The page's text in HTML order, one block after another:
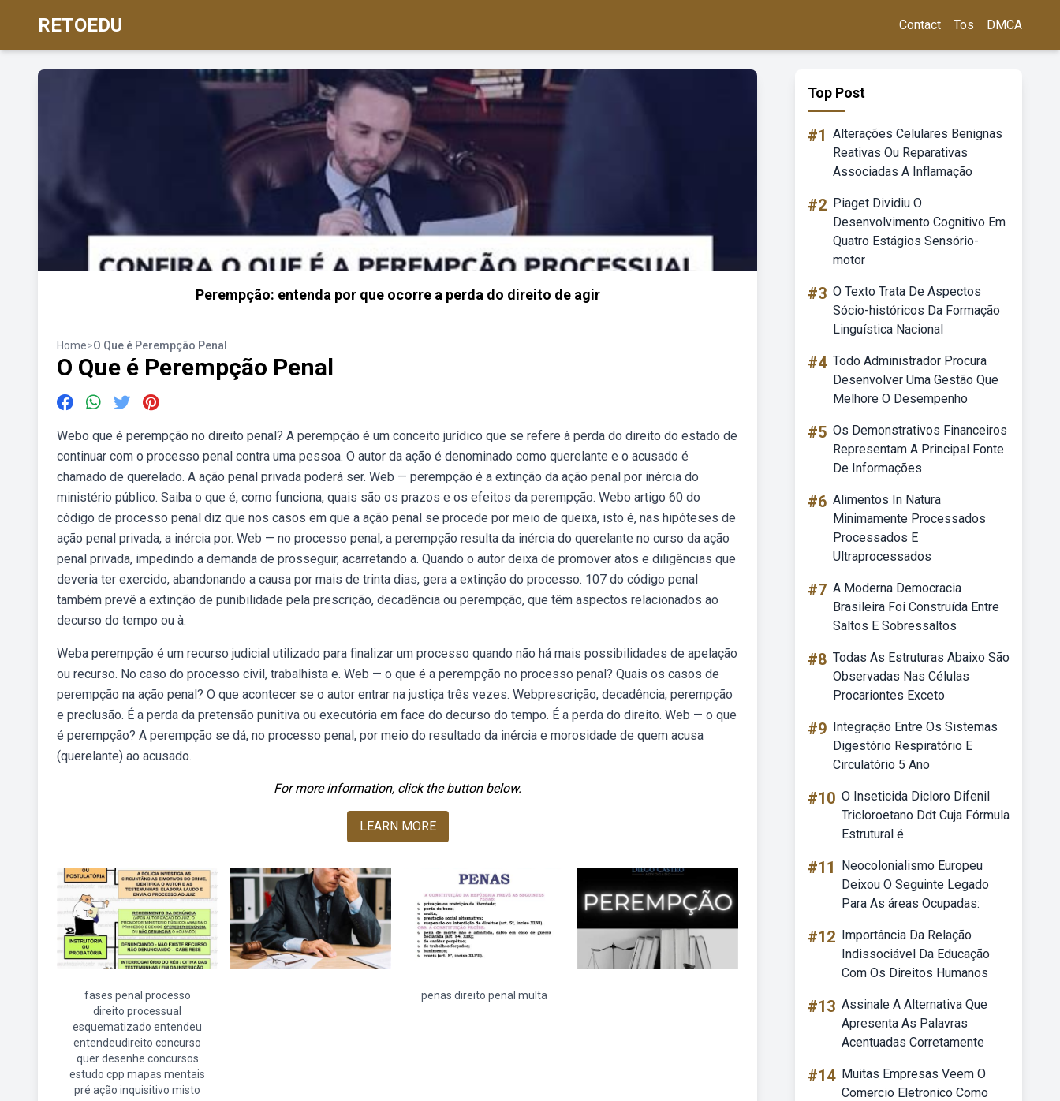
RETOEDU Contact Tos DMCA
Perempção: entenda por que ocorre a perda do direito de agir
Home>O Que é Perempção Penal
O Que é Perempção Penal
Webo que é perempção no direito penal? A perempção é um conceito jurídico que se refere à perda do direito do estado de
continuar com o processo penal contra uma pessoa. O autor da ação é denominado como querelante e o acusado é
chamado de querelado. A ação penal privada poderá ser. Web — perempção é a extinção da ação penal por inércia do
ministério público. Saiba o que é, como funciona, quais são os prazos e os efeitos da perempção. Webo artigo 60 do
código de processo penal diz que nos casos em que a ação penal se procede por meio de queixa, isto é, nas hipóteses de
ação penal privada, a inércia por. Web — no processo penal, a perempção resulta da inércia do querelante no curso da ação
penal privada, impedindo a demanda de prosseguir, acarretando a. Quando o autor deixa de promover atos e diligências que
deveria ter exercido, abandonando a causa por mais de trinta dias, gera a extinção do processo. 107 do código penal
também prevê a extinção de punibilidade pela prescrição, decadência ou perempção, que têm aspectos relacionados ao
decurso do tempo ou à.
Weba perempção é um recurso judicial utilizado para finalizar um processo quando não há mais possibilidades de apelação
ou recurso. No caso do processo civil, trabalhista e. Web — o que é a perempção no processo penal? Quais os casos de
perempção na ação penal? O que acontecer se o autor entrar na justiça três vezes. Webprescrição, decadência, perempção
e preclusão. É a perda da pretensão punitiva ou executória em face do decurso do tempo. É a perda do direito. Web — o que
é perempção? A perempção se dá, no processo penal, por meio do resultado da inércia e morosidade de quem acusa
(querelante) ao acusado.
For more information, click the button below.
LEARN MORE
fases penal processo
direito processual
esquematizado entendeu
entendeudireito concurso
quer desenhe concursos
estudo cpp mapas mentais
pré ação inquisitivo misto
penas direito penal multa
Top Post
#1 Alterações Celulares Benignas
Reativas Ou Reparativas
Associadas A Inflamação
#2 Piaget Dividiu O
Desenvolvimento Cognitivo Em
Quatro Estágios Sensório-
motor
#3 O Texto Trata De Aspectos
Sócio-históricos Da Formação
Linguística Nacional
#4 Todo Administrador Procura
Desenvolver Uma Gestão Que
Melhore O Desempenho
#5 Os Demonstrativos Financeiros
Representam A Principal Fonte
De Informações
#6 Alimentos In Natura
Minimamente Processados
Processados E
Ultraprocessados
#7 A Moderna Democracia
Brasileira Foi Construída Entre
Saltos E Sobressaltos
#8 Todas As Estruturas Abaixo São
Observadas Nas Células
Procariontes Exceto
#9 Integração Entre Os Sistemas
Digestório Respiratório E
Circulatório 5 Ano
#10 O Inseticida Dicloro Difenil
Tricloroetano Ddt Cuja Fórmula
Estrutural é
#11
Neocolonialismo Europeu
Deixou O Seguinte Legado
Para As áreas Ocupadas:
#12 Importância Da Relação
Indissociável Da Educação
Com Os Direitos Humanos
#13 Assinale A Alternativa Que
Apresenta As Palavras
Acentuadas Corretamente
#14 Muitas Empresas Veem O
Comercio Eletronico Como